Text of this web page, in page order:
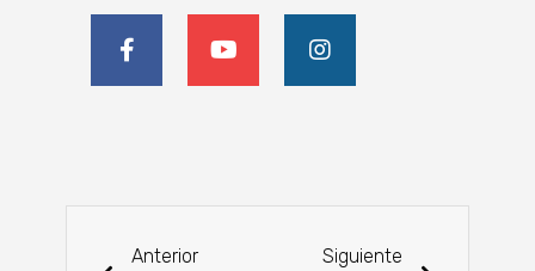
Anterior Siguiente